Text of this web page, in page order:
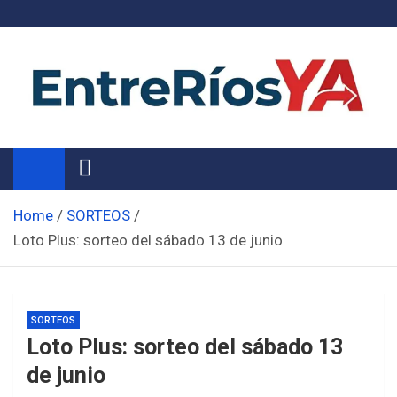
Noticias de Entre Ríos
Información de toda la provincia ahora
Home
SORTEOS
Loto Plus: sorteo del sábado 13 de junio
SORTEOS
Loto Plus: sorteo del sábado 13
de junio